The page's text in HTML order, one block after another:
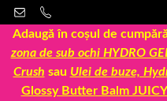
Adaugă în coșul de
zona de sub ochi HYDRO
Crush sau Ulei de buze,
Glossy Butter Balm